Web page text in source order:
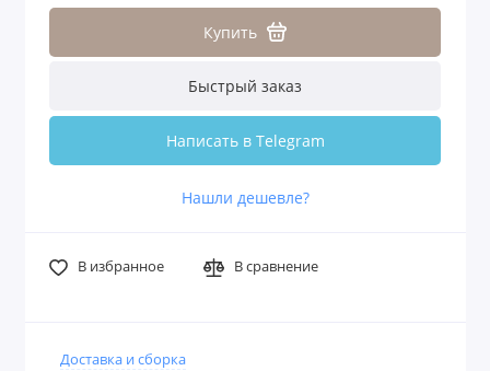
Купить
Быстрый заказ
Написать в Telegram
Нашли дешевле?
В избранное В сравнение
Доставка и сборка